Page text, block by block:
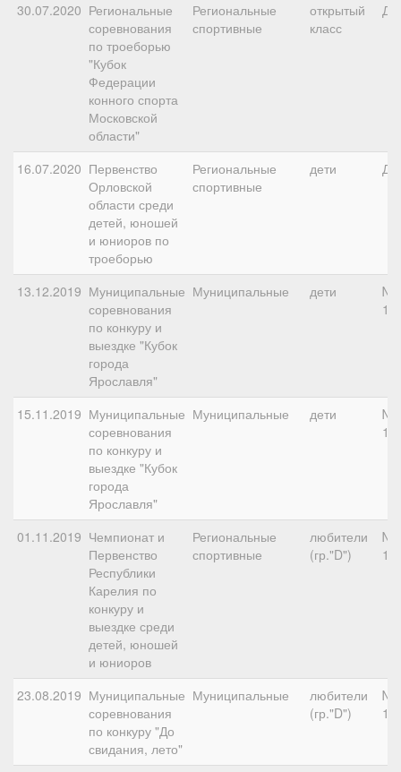
30.07.2020 Региональные
соревнования
по троеборью
"Кубок
Федерации
конного спорта
Московской
области"
Региональные
спортивные
открытый
класс
16.07.2020 Первенство
Орловской
области среди
детей, юношей
и юниоров по
троеборью
Региональные
спортивные
дети
13.12.2019 Муниципальные
соревнования
по конкуру и
выездке "Кубок
города
Ярославля"
Муниципальные дети
15.11.2019 Муниципальные
соревнования
по конкуру и
выездке "Кубок
города
Ярославля"
Муниципальные дети
01.11.2019 Чемпионат и
Первенство
Республики
Карелия по
конкуру и
выездке среди
детей, юношей
и юниоров
Региональные
спортивные
любители
(гр."D")
23.08.2019 Муниципальные
соревнования
по конкуру "До
свидания, лето"
Муниципальные
любители
(гр."D")